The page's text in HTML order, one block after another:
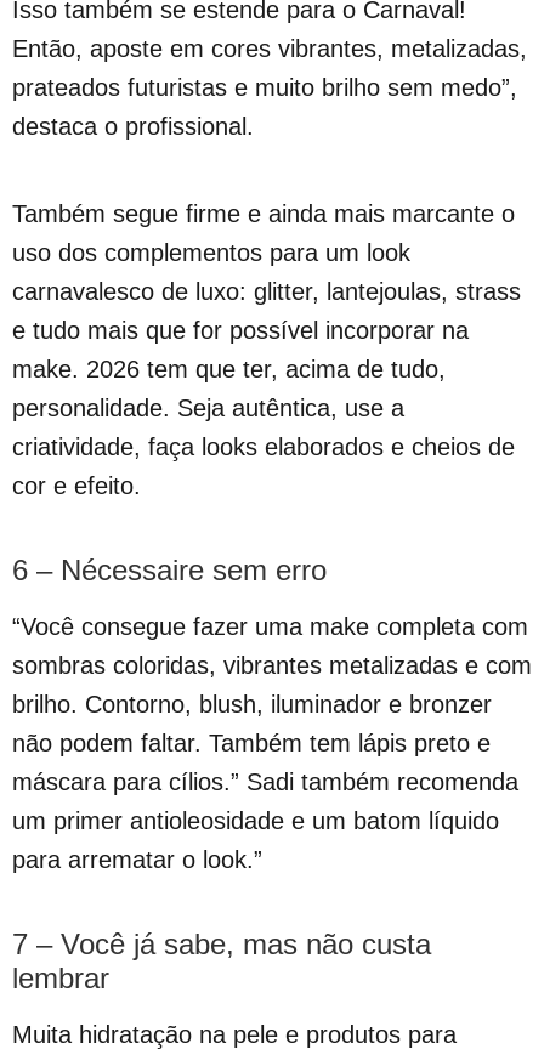
Isso também se estende para o Carnaval!
Então, aposte em cores vibrantes, metalizadas,
prateados futuristas e muito brilho sem medo”,
destaca o profissional.
Também segue firme e ainda mais marcante o
uso dos complementos para um look
carnavalesco de luxo: glitter, lantejoulas, strass
e tudo mais que for possível incorporar na
make. 2026 tem que ter, acima de tudo,
personalidade. Seja autêntica, use a
criatividade, faça looks elaborados e cheios de
cor e efeito.
6 – Nécessaire sem erro
“Você consegue fazer uma make completa com
sombras coloridas, vibrantes metalizadas e com
brilho. Contorno, blush, iluminador e bronzer
não podem faltar. Também tem lápis preto e
máscara para cílios.” Sadi também recomenda
um primer antioleosidade e um batom líquido
para arrematar o look.”
7 – Você já sabe, mas não custa
lembrar
Muita hidratação na pele e produtos para